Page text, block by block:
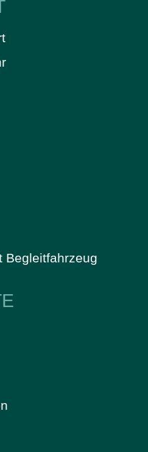
Begleitfahrzeug